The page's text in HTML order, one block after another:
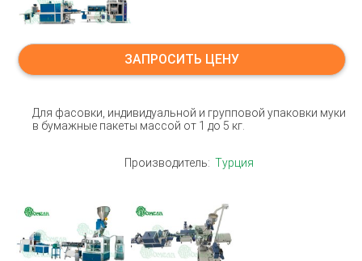
ЗАПРОСИТЬ ЦЕНУ
Для фасовки, индивидуальной и групповой упаковки муки
в бумажные пакеты массой от 1 до 5 кг.
Производитель: Турция